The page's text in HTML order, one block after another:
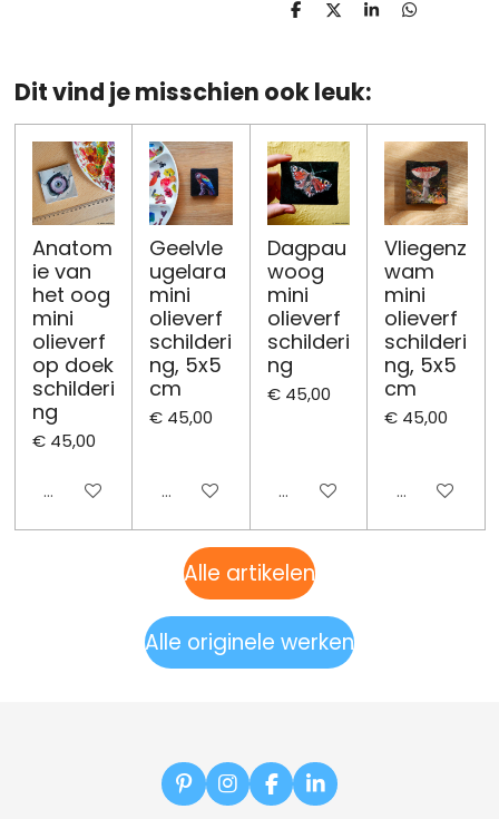
D
n
D S
e
D
Dit vind je misschien ook leuk:
Anatom
ie van
het oog
mini
olieverf
op doek
schilderi
ng
€ 45,00
Uitgeschakeld
Geelvle
ugelara
mini
olieverf
schilderi
ng, 5x5
cm
€ 45,00
Uitgeschakeld
Dagpau
woog
mini
olieverf
schilderi
ng
€ 45,00
Uitgeschakeld
Vliegenz
wam
mini
olieverf
schilderi
ng, 5x5
cm
€ 45,00
Alle artikelen
Alle originele werken
P
i
I
n
F
a
L
i